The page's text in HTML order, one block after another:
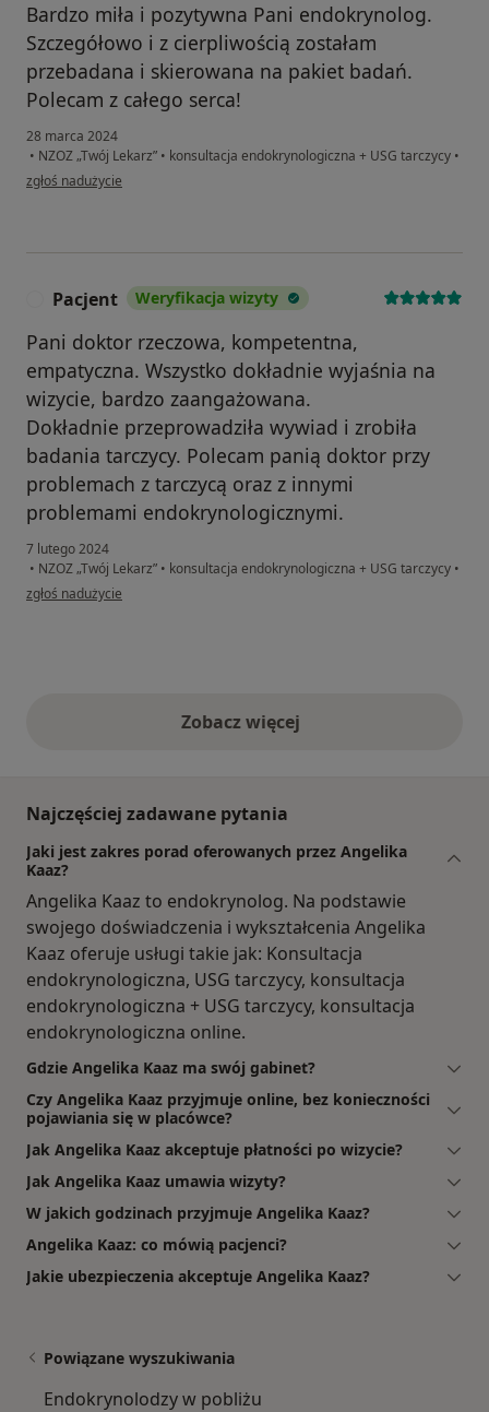
Bardzo miła i pozytywna Pani endokrynolog.
Szczegółowo i z cierpliwością zostałam
przebadana i skierowana na pakiet badań.
Polecam z całego serca!
28 marca 2024
• NZOZ „Twój Lekarz” • konsultacja endokrynologiczna + USG tarczycy •
w opinii użytkownika Żaneta
zgłoś nadużycie
Pacjent Weryfikacja wizyty
Pani doktor rzeczowa, kompetentna,
empatyczna. Wszystko dokładnie wyjaśnia na
wizycie, bardzo zaangażowana.
Dokładnie przeprowadziła wywiad i zrobiła
badania tarczycy. Polecam panią doktor przy
problemach z tarczycą oraz z innymi
problemami endokrynologicznymi.
7 lutego 2024
• NZOZ „Twój Lekarz” • konsultacja endokrynologiczna + USG tarczycy •
w opinii użytkownika Pacjent
zgłoś nadużycie
Zobacz więcejopinie powyżej
Najczęściej zadawane pytania
Jaki jest zakres porad oferowanych przez Angelika
Kaaz?
Angelika Kaaz to endokrynolog. Na podstawie
swojego doświadczenia i wykształcenia Angelika
Kaaz oferuje usługi takie jak: Konsultacja
endokrynologiczna, USG tarczycy, konsultacja
endokrynologiczna + USG tarczycy, konsultacja
endokrynologiczna online.
Gdzie Angelika Kaaz ma swój gabinet?
Czy Angelika Kaaz przyjmuje online, bez konieczności
pojawiania się w placówce?
Jak Angelika Kaaz akceptuje płatności po wizycie?
Jak Angelika Kaaz umawia wizyty?
W jakich godzinach przyjmuje Angelika Kaaz?
Angelika Kaaz: co mówią pacjenci?
Jakie ubezpieczenia akceptuje Angelika Kaaz?
Powiązane wyszukiwania
Endokrynolodzy w pobliżu